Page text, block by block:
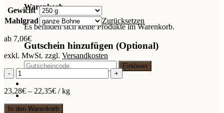
Warenkorb
Es befinden sich keine Produkte im Warenkorb.
Gutschein hinzufügen (Optional)
Gewicht
Mahlgrad
Zurücksetzen
ab 7,06€
exkl. MwSt. zzgl. Versandkosten
Bio
Hausmischung
Menge
23,28€ – 22,35€ /kg
In den Warenkorb